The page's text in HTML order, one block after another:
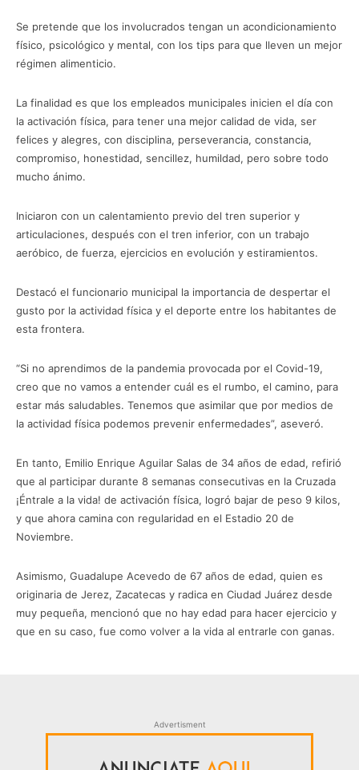
Se pretende que los involucrados tengan un acondicionamiento
físico, psicológico y mental, con los tips para que lleven un mejor
régimen alimenticio.
La finalidad es que los empleados municipales inicien el día con
la activación física, para tener una mejor calidad de vida, ser
felices y alegres, con disciplina, perseverancia, constancia,
compromiso, honestidad, sencillez, humildad, pero sobre todo
mucho ánimo.
Iniciaron con un calentamiento previo del tren superior y
articulaciones, después con el tren inferior, con un trabajo
aeróbico, de fuerza, ejercicios en evolución y estiramientos.
Destacó el funcionario municipal la importancia de despertar el
gusto por la actividad física y el deporte entre los habitantes de
esta frontera.
“Si no aprendimos de la pandemia provocada por el Covid-19,
creo que no vamos a entender cuál es el rumbo, el camino, para
estar más saludables. Tenemos que asimilar que por medios de
la actividad física podemos prevenir enfermedades”, aseveró.
En tanto, Emilio Enrique Aguilar Salas de 34 años de edad, refirió
que al participar durante 8 semanas consecutivas en la Cruzada
¡Éntrale a la vida! de activación física, logró bajar de peso 9 kilos,
y que ahora camina con regularidad en el Estadio 20 de
Noviembre.
Asimismo, Guadalupe Acevedo de 67 años de edad, quien es
originaria de Jerez, Zacatecas y radica en Ciudad Juárez desde
muy pequeña, mencionó que no hay edad para hacer ejercicio y
que en su caso, fue como volver a la vida al entrarle con ganas.
Advertisment